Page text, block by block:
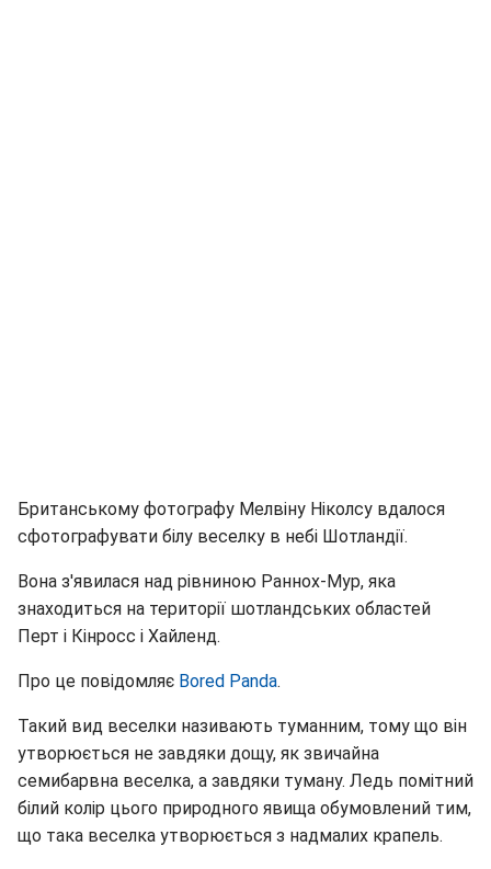
Британському фотографу Мелвіну Ніколсу вдалося
сфотографувати білу веселку в небі Шотландії.
Вона з'явилася над рівниною Раннох-Мур, яка
знаходиться на території шотландських областей
Перт і Кінросс і Хайленд.
Про це повідомляє Bored Panda.
Такий вид веселки називають туманним, тому що він
утворюється не завдяки дощу, як звичайна
семибарвна веселка, а завдяки туману. Ледь помітний
білий колір цього природного явища обумовлений тим,
що така веселка утворюється з надмалих крапель.